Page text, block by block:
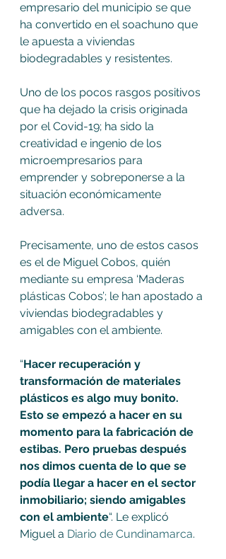
empresario del municipio se que
ha convertido en el soachuno que
le apuesta a viviendas
biodegradables y resistentes.
Uno de los pocos rasgos positivos
que ha dejado la crisis originada
por el Covid-19; ha sido la
creatividad e ingenio de los
microempresarios para
emprender y sobreponerse a la
situación económicamente
adversa.
Precisamente, uno de estos casos
es el de Miguel Cobos, quién
mediante su empresa ‘Maderas
plásticas Cobos’; le han apostado a
viviendas biodegradables y
amigables con el ambiente.
“Hacer recuperación y
transformación de materiales
plásticos es algo muy bonito.
Esto se empezó a hacer en su
momento para la fabricación de
estibas. Pero pruebas después
nos dimos cuenta de lo que se
podía llegar a hacer en el sector
inmobiliario; siendo amigables
con el ambiente“. Le explicó
Miguel a Diario de Cundinamarca.